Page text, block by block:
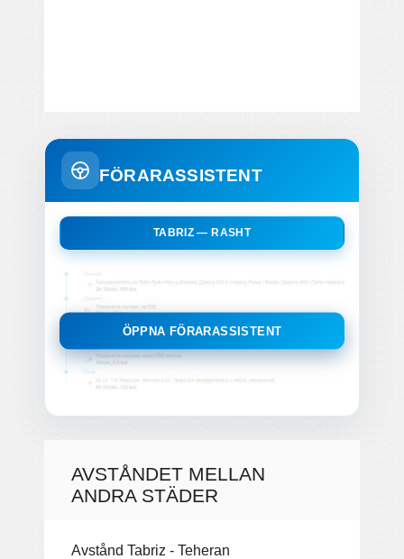
FÖRARASSISTENT
TABRIZ — RASHT
ÖPPNA FÖRARASSISTENT
AVSTÅNDET MELLAN
ANDRA STÄDER
Avstånd Tabriz - Teheran